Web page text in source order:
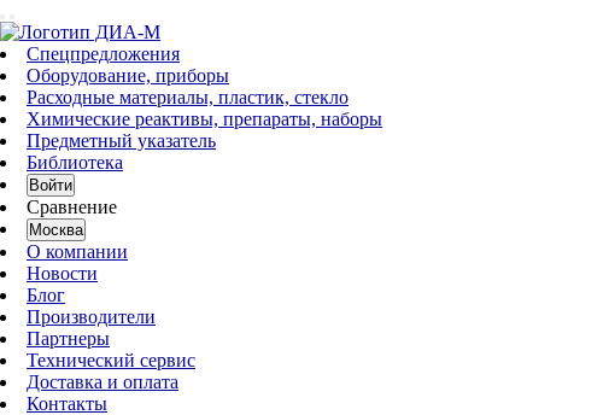
Спецпредложения
Оборудование, приборы
Расходные материалы, пластик, стекло
Химические реактивы, препараты, наборы
Предметный указатель
Библиотека
Войти
Сравнение
Москва
О компании
Новости
Блог
Производители
Партнеры
Технический сервис
Доставка и оплата
Контакты